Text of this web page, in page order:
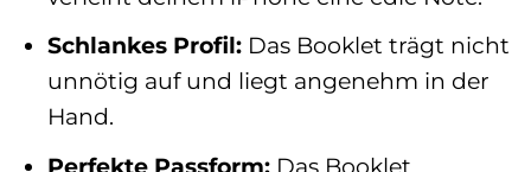
Schlankes Profil: Das Booklet trägt nicht
unnötig auf und liegt angenehm in der
Hand.
Perfekte Passform: Das Booklet